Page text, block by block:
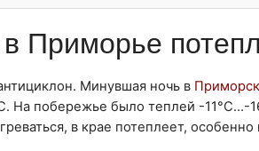
Приморье
Минувшая ночь в
На побережье было теплей -11°C…-
в крае потеплеет,